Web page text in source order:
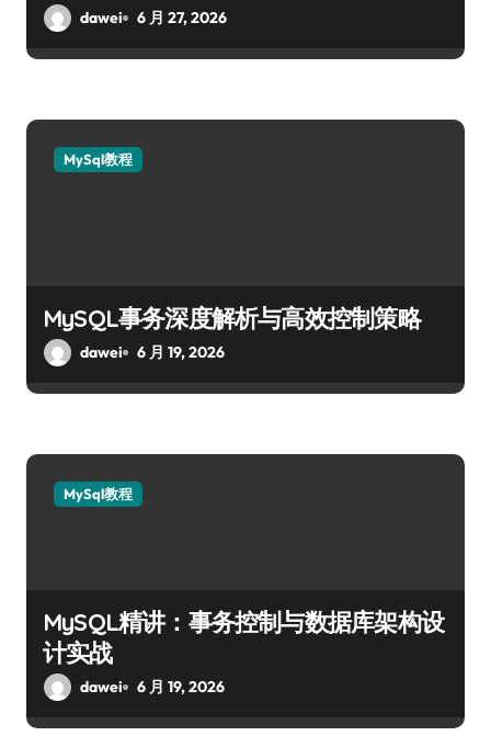
dawei 6 月 27, 2026
MySql教程
MySQL事务深度解析与高效控制策略
dawei 6 月 19, 2026
MySql教程
MySQL精讲：事务控制与数据库架构设
计实战
dawei 6 月 19, 2026